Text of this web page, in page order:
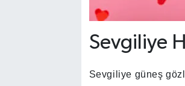
Sevgiliye
Sevgiliye güneş